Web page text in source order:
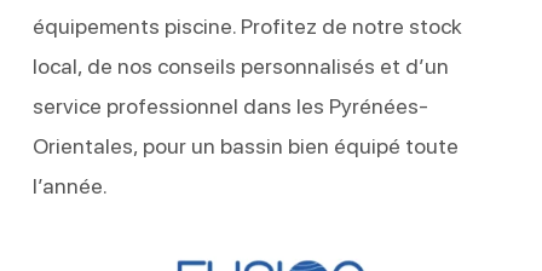
équipements piscine. Profitez de notre stock
local, de nos conseils personnalisés et d’un
service professionnel dans les Pyrénées-
Orientales, pour un bassin bien équipé toute
l’année.